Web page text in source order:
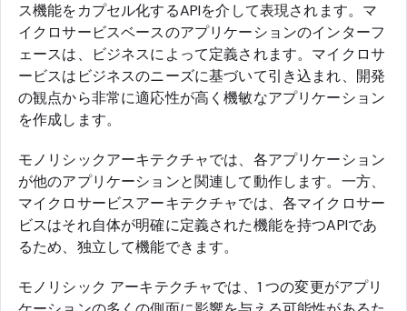
ス機能をカプセル化するAPIを介して表現されます。マ
イクロサービスベースのアプリケーションのインターフ
ェースは、ビジネスによって定義されます。マイクロサ
ービスはビジネスのニーズに基づいて引き込まれ、開発
の観点から非常に適応性が高く機敏なアプリケーション
を作成します。
モノリシックアーキテクチャでは、各アプリケーション
が他のアプリケーションと関連して動作します。一方、
マイクロサービスアーキテクチャでは、各マイクロサー
ビスはそれ自体が明確に定義された機能を持つAPIであ
るため、独立して機能できます。
モノリシック アーキテクチャでは、1 つの変更がアプリ